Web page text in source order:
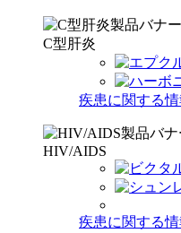
C型肝炎
疾患に関する情
HIV/AIDS
疾患に関する情